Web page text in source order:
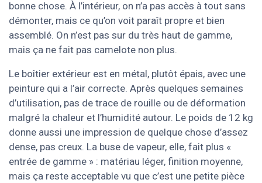
bonne chose. À l’intérieur, on n’a pas accès à tout sans
démonter, mais ce qu’on voit paraît propre et bien
assemblé. On n’est pas sur du très haut de gamme,
mais ça ne fait pas camelote non plus.
Le boîtier extérieur est en métal, plutôt épais, avec une
peinture qui a l’air correcte. Après quelques semaines
d’utilisation, pas de trace de rouille ou de déformation
malgré la chaleur et l’humidité autour. Le poids de 12 kg
donne aussi une impression de quelque chose d’assez
dense, pas creux. La buse de vapeur, elle, fait plus «
entrée de gamme » : matériau léger, finition moyenne,
mais ça reste acceptable vu que c’est une petite pièce